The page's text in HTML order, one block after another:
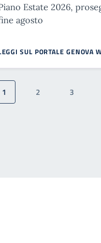
Estate 2026,
agosto
SUL PORTALE GENOVA
Pagina attuale
1 Pagina
2 Pagina
3